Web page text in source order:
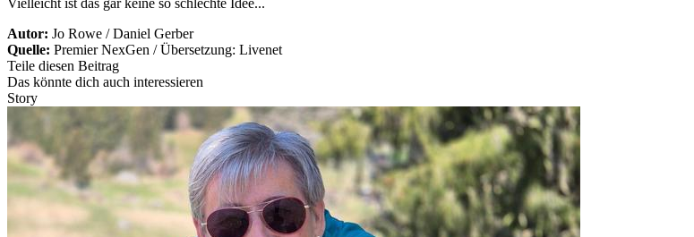
Autor: Jo Rowe / Daniel Gerber
Quelle: Premier NexGen / Übersetzung: Livenet
Teile diesen Beitrag
Das könnte dich auch interessieren
Story